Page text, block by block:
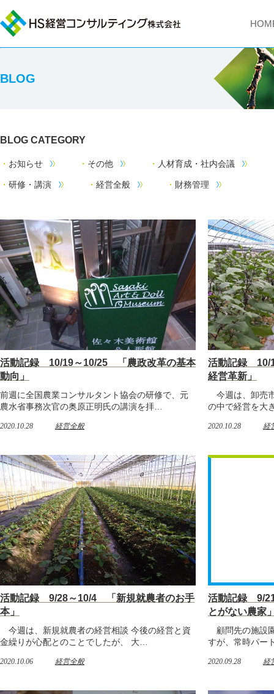
BLOG
BLOG CATEGORY
お知らせ その他 人材育成・社内会議
研修・講演 経営全般 財務管理
活動記録 10/19～10/25 「農政改革の基本
動向」
前週に全国農業コンサルタント協会の研修で、元
農水省事務次官の奥原正明氏の講演を拝…
2020.10.28 経営全般
活動記録 10/
経営革新」
今週は、卸売
の中で経営を大
2020.10.28 経
活動記録 9/28～10/4 「新規就農者のお手
本」
今週は、新規就農者の経営相談 今後の経営と資
金繰りが心配とのことでしたが、 大…
2020.10.06 経営全般
活動記録 9/
とがない農家
顧問先の施設
すが、常時パー
2020.09.28 経